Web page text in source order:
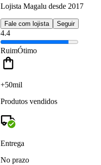
Lojista Magalu desde 2017
Fale com lojista Seguir
4.4
RuimÓtimo
+50mil
Produtos vendidos
Entrega
No prazo